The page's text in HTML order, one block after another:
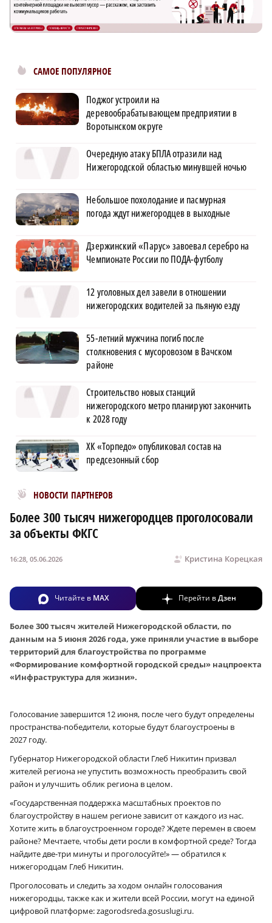
САМОЕ ПОПУЛЯРНОЕ
Поджог устроили на
деревообрабатывающем предприятии в
Воротынском округе
Очередную атаку БПЛА отразили над
Нижегородской областью минувшей ночью
Небольшое похолодание и пасмурная
погода ждут нижегородцев в выходные
Дзержинский «Парус» завоевал серебро на
Чемпионате России по ПОДА-футболу
12 уголовных дел завели в отношении
нижегородских водителей за пьяную езду
55-летний мужчина погиб после
столкновения с мусоровозом в Вачском
районе
Строительство новых станций
нижегородского метро планируют закончить
к 2028 году
ХК «Торпедо» опубликовал состав на
предсезонный сбор
НОВОСТИ ПАРТНЕРОВ
Новости МирТесен
Более 300 тысяч нижегородцев проголосовали
за объекты ФКГС
Кристина Корецкая
16:28, 05.06.2026
Читайте в MAX Перейти вДзен
Более 300 тысяч жителей Нижегородской области, по
данным на 5 июня 2026 года, уже приняли участие в выборе
территорий для благоустройства по программе
«Формирование комфортной городской среды» нацпроекта
«Инфраструктура для жизни».
Голосование завершится 12 июня, после чего будут определены
пространства-победители, которые будут благоустроены в
2027 году.
Губернатор Нижегородской области Глеб Никитин призвал
жителей региона не упустить возможность преобразить свой
район и улучшить облик региона в целом.
«Государственная поддержка масштабных проектов по
благоустройству в нашем регионе зависит от каждого из нас.
Хотите жить в благоустроенном городе? Ждете перемен в своем
районе? Мечтаете, чтобы дети росли в комфортной среде? Тогда
найдите две-три минуты и проголосуйте!» — обратился к
нижегородцам Глеб Никитин.
Проголосовать и следить за ходом онлайн голосования
нижегородцы, также как и жители всей России, могут на единой
цифровой платформе: zagorodsreda.gosuslugi.ru.